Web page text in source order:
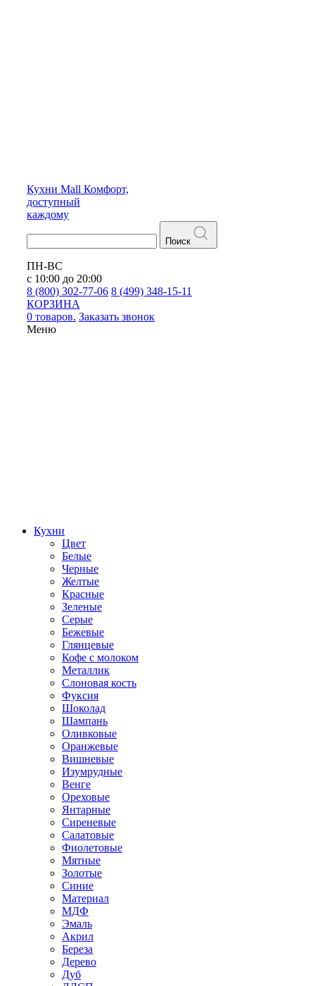
Кухни Mall Комфорт,
доступный
каждому
Поиск
ПН-ВС
с 10:00 до 20:00
8 (800) 302-77-06 8 (499) 348-15-11
КОРЗИНА
0 товаров. Заказать звонок
Меню
Кухни
Цвет
Белые
Черные
Желтые
Красные
Зеленые
Серые
Бежевые
Глянцевые
Кофе с молоком
Металлик
Слоновая кость
Фуксия
Шоколад
Шампань
Оливковые
Оранжевые
Вишневые
Изумрудные
Венге
Ореховые
Янтарные
Сиреневые
Салатовые
Фиолетовые
Мятные
Золотые
Синие
Материал
МДФ
Эмаль
Акрил
Береза
Дерево
Дуб